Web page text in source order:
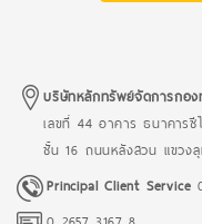
บริษัทหลักทรัพย์จัดการกอ
เลขที่ 44 อาคาร ธนาคารซี
ชั้น 16 ถนนหลังสวน แขวง
Principal Client Service